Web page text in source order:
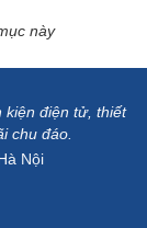
này
kiện điện tử, thiết
chu đáo.
Nội